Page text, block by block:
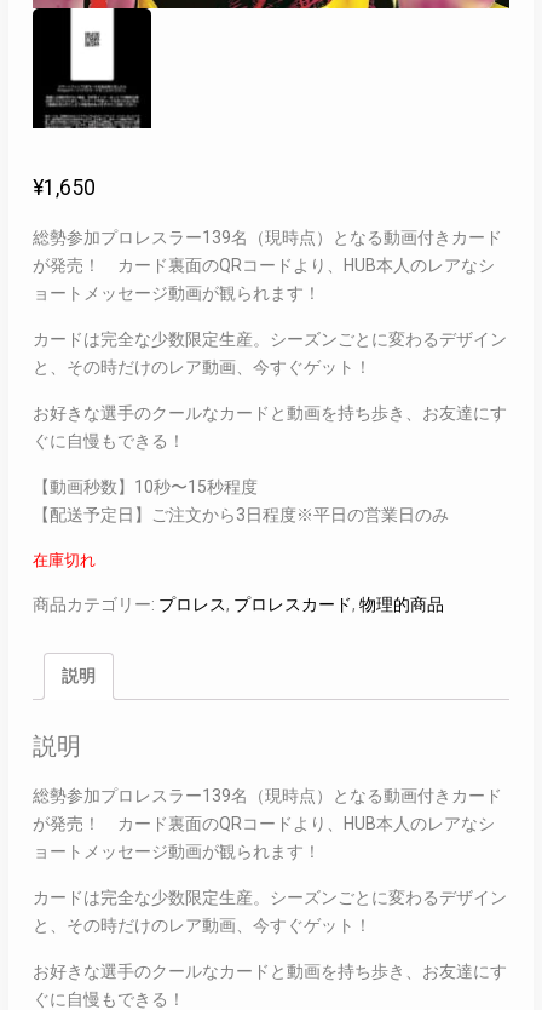
¥1,650
総勢参加プロレスラー139名（現時点）となる動画付きカード
が発売！ カード裏面のQRコードより、HUB本人のレアなシ
ョートメッセージ動画が観られます！
カードは完全な少数限定生産。シーズンごとに変わるデザイン
と、その時だけのレア動画、今すぐゲット！
お好きな選手のクールなカードと動画を持ち歩き、お友達にす
ぐに自慢もできる！
【動画秒数】10秒〜15秒程度
【配送予定日】ご注文から3日程度※平日の営業日のみ
在庫切れ
商品カテゴリー: プロレス, プロレスカード, 物理的商品
説明
説明
総勢参加プロレスラー139名（現時点）となる動画付きカード
が発売！ カード裏面のQRコードより、HUB本人のレアなシ
ョートメッセージ動画が観られます！
カードは完全な少数限定生産。シーズンごとに変わるデザイン
と、その時だけのレア動画、今すぐゲット！
お好きな選手のクールなカードと動画を持ち歩き、お友達にす
ぐに自慢もできる！